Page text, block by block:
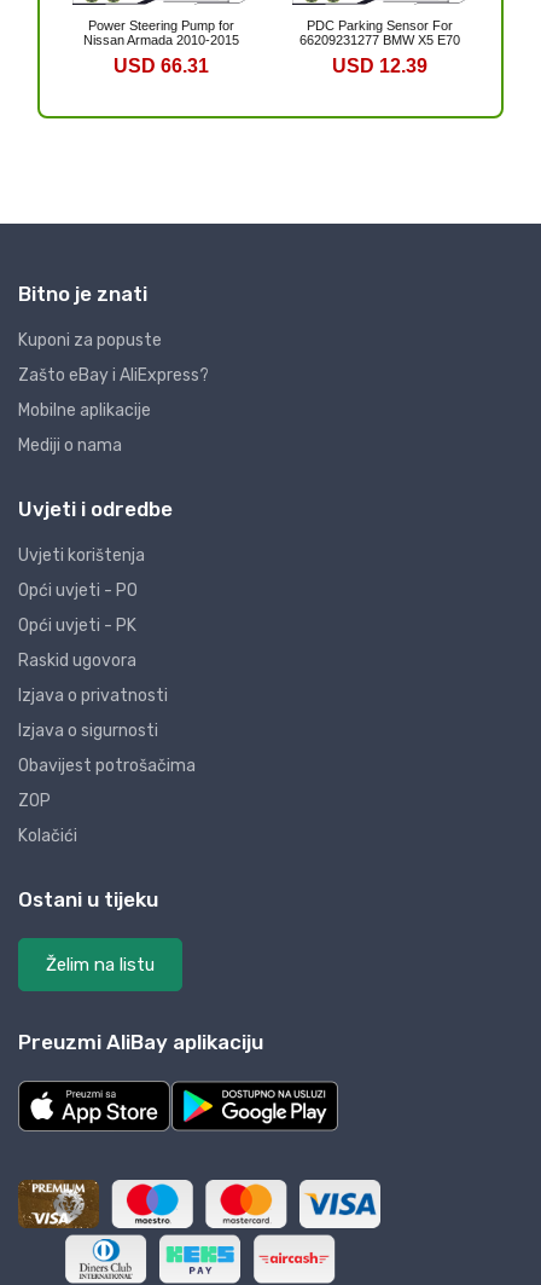
Bitno je znati
Kuponi za popuste
Zašto eBay i AliExpress?
Mobilne aplikacije
Mediji o nama
Uvjeti i odredbe
Uvjeti korištenja
Opći uvjeti - PO
Opći uvjeti - PK
Raskid ugovora
Izjava o privatnosti
Izjava o sigurnosti
Obavijest potrošačima
ZOP
Kolačići
Ostani u tijeku
Želim na listu
Preuzmi AliBay aplikaciju